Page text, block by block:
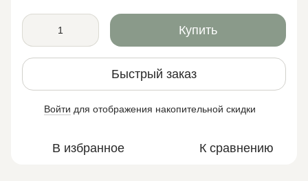
Купить
Быстрый заказ
Войти для отображения накопительной скидки
В избранное К сравнению